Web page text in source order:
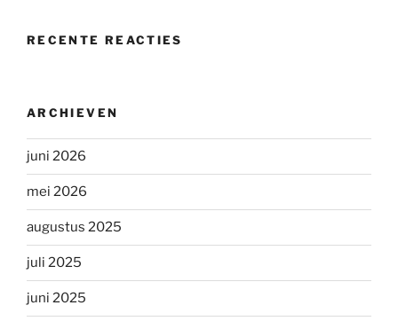
RECENTE REACTIES
ARCHIEVEN
juni 2026
mei 2026
augustus 2025
juli 2025
juni 2025